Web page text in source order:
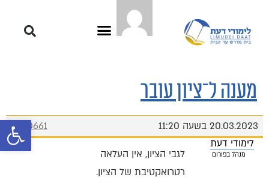
פתח
מענה ל־ציון עובר
20.03.2023 בשעה 11:20
#10661
לימודי דעת
מנהל בפורום
לגבי הציון, אין העלאה
רטרואקטיבת של הציון.